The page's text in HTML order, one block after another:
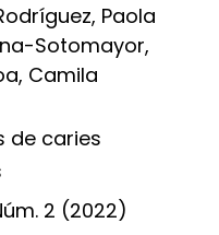
Paola
Sotomayor,
Camila
de caries
2 (2022)